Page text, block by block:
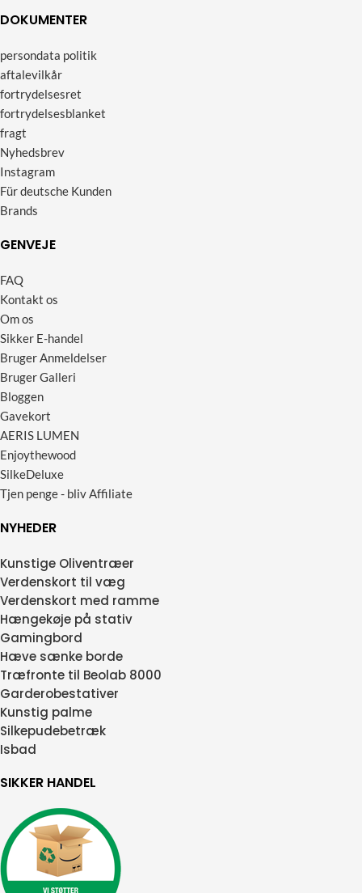
DOKUMENTER
persondata politik
aftalevilkår
fortrydelsesret
fortrydelsesblanket
fragt
Nyhedsbrev
Instagram
Für deutsche Kunden
Brands
GENVEJE
FAQ
Kontakt os
Om os
Sikker E-handel
Bruger Anmeldelser
Bruger Galleri
Bloggen
Gavekort
AERIS LUMEN
Enjoythewood
SilkeDeluxe
Tjen penge - bliv Affiliate
NYHEDER
Kunstige Oliventræer
Verdenskort til væg
Verdenskort med ramme
Hængekøje på stativ
Gamingbord
Hæve sænke borde
Træfronte til Beolab 8000
Garderobestativer
Kunstig palme
Silkepudebetræk
Isbad
SIKKER HANDEL